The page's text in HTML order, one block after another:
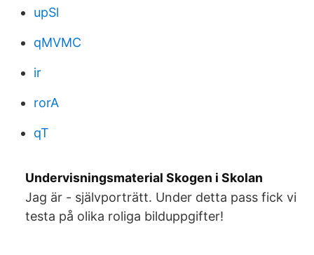
upSl
qMVMC
ir
rorA
qT
Undervisningsmaterial Skogen i Skolan
Jag är - självporträtt. Under detta pass fick vi
testa på olika roliga bilduppgifter!